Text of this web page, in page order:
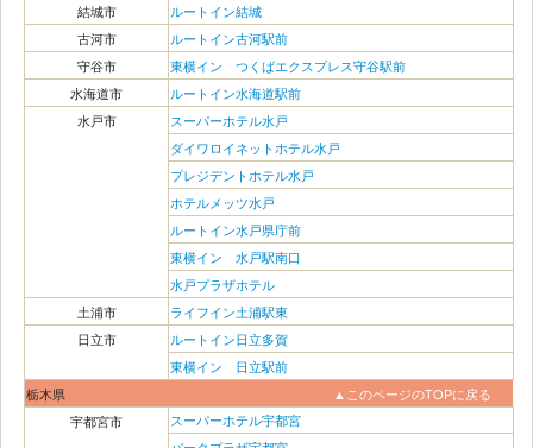
結城市
ルートイン結城
古河市
ルートイン古河駅前
守谷市
東横イン つくばエクスプレス守谷駅前
水海道市
ルートイン水海道駅前
水戸市
スーパーホテル水戸
ダイワロイネットホテル水戸
プレジデントホテル水戸
ホテルメッツ水戸
ルートイン水戸県庁前
東横イン 水戸駅南口
水戸プラザホテル
土浦市
ライフイン土浦駅東
日立市
ルートイン日立多賀
東横イン 日立駅前
▲このページのTOPに戻る
栃木県
宇都宮市
スーパーホテル宇都宮